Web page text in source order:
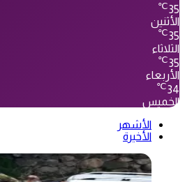
35
℃
الأثنين
35
℃
الثلاثاء
35
℃
الأربعاء
34
℃
الخميس
الأشهر
الأخيرة